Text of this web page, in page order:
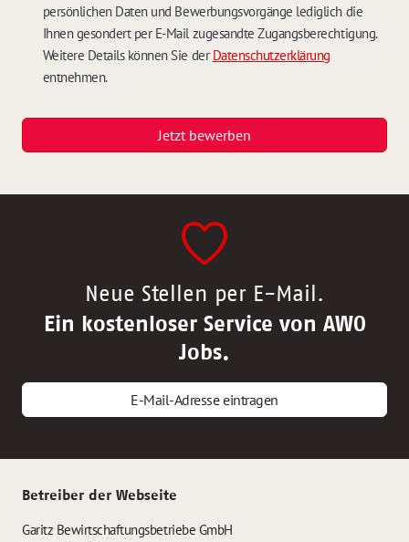
persönlichen Daten und Bewerbungsvorgänge lediglich die
Ihnen gesondert per E-Mail zugesandte Zugangsberechtigung.
Weitere Details können Sie der Datenschutzerklärung
entnehmen.
Jetzt bewerben
Neue Stellen per E-Mail.
Ein kostenloser Service von AWO
Jobs.
E-Mail-Adresse eintragen
Betreiber der Webseite
Garitz Bewirtschaftungsbetriebe GmbH